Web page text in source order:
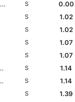
S
0.00
S
1.02
S
1.02
S
1.07
S
1.07
S
1.14
S
1.14
S
1.39